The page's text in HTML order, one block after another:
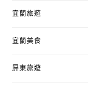
宜蘭旅遊
宜蘭美食
屏東旅遊